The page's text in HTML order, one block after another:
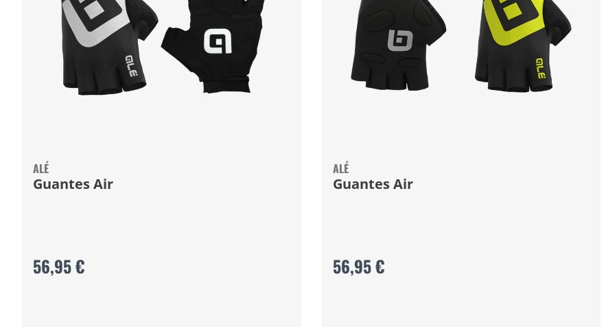
ALÉ
Guantes Air
56,95 €
ALÉ
Guantes Air
56,95 €